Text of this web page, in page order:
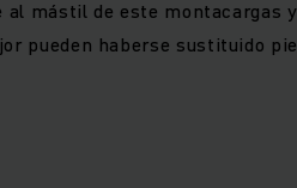
mástil de este montacargas
pueden haberse sustituido